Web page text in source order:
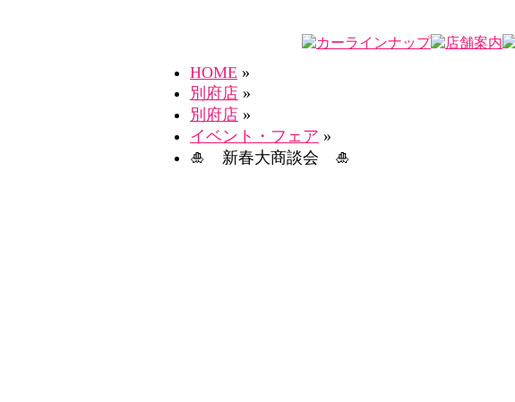
HOME »
別府店 »
別府店 »
イベント・フェア »
🎍 新春大商談会 🎍